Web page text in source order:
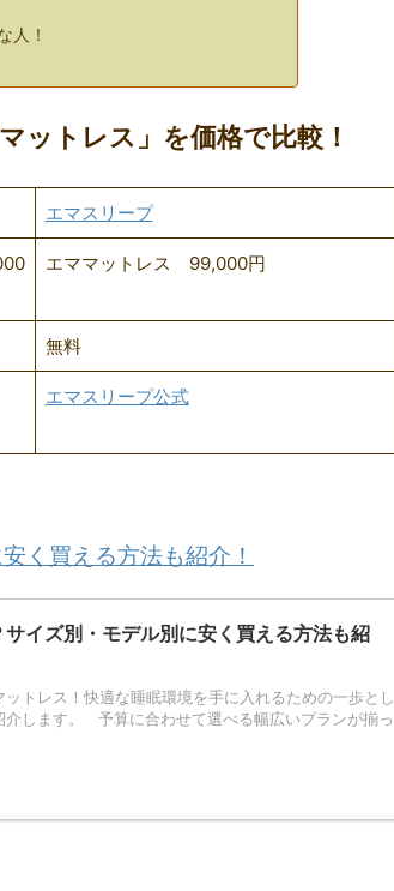
人！
ットレス」を価格で比較！
エマスリープ
エママットレス 99,000円
無料
エマスリープ公式
く買える方法も紹介！
イズ別・モデル別に安く買える方法も紹
トレス！快適な睡眠環境を手に入れるための一歩とし
介します。 予算に合わせて選べる幅広いプランが揃っ